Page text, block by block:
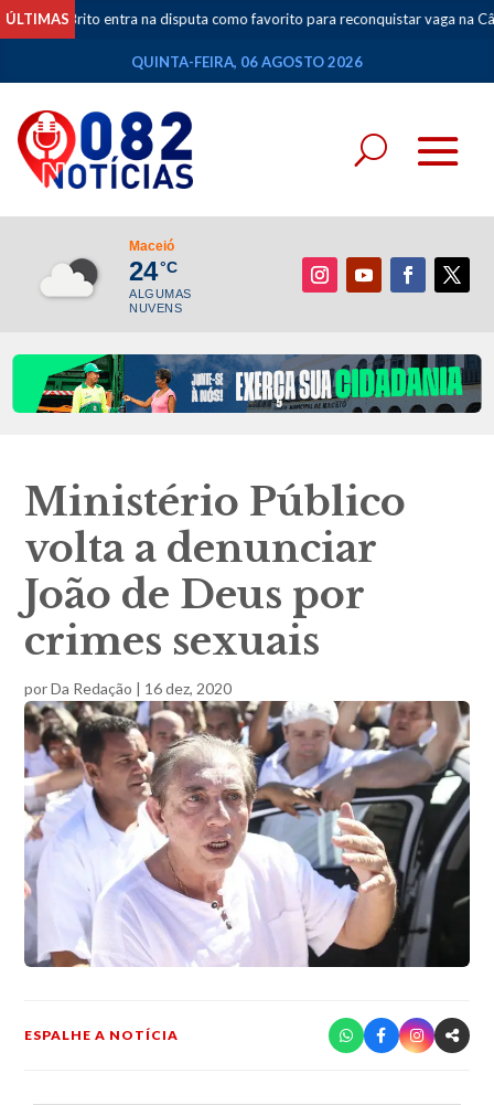
ÚLTIMAS
entra na disputa como favorito para reconquistar vaga na Câmara Federal
QUINTA-FEIRA, 06 AGOSTO 2026
Maceió
24°C
ALGUMAS
NUVENS
Ministério Público
volta a denunciar
João de Deus por
crimes sexuais
porDa Redação | 16 dez, 2020
ESPALHE A NOTÍCIA